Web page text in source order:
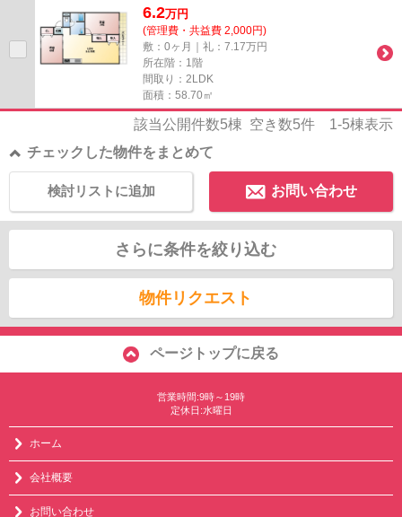
6.2万円
(管理費・共益費 2,000円)
敷：0ヶ月｜礼：7.17万円
所在階：1階
間取り：2LDK
面積：58.70㎡
該当公開件数5棟 空き数5件 1-5棟表示
チェックした物件をまとめて
お問い合わせ
検討リストに追加
さらに条件を絞り込む
物件リクエスト
ページトップに戻る
営業時間:9時～19時
定休日:水曜日
ホーム
会社概要
お問い合わせ